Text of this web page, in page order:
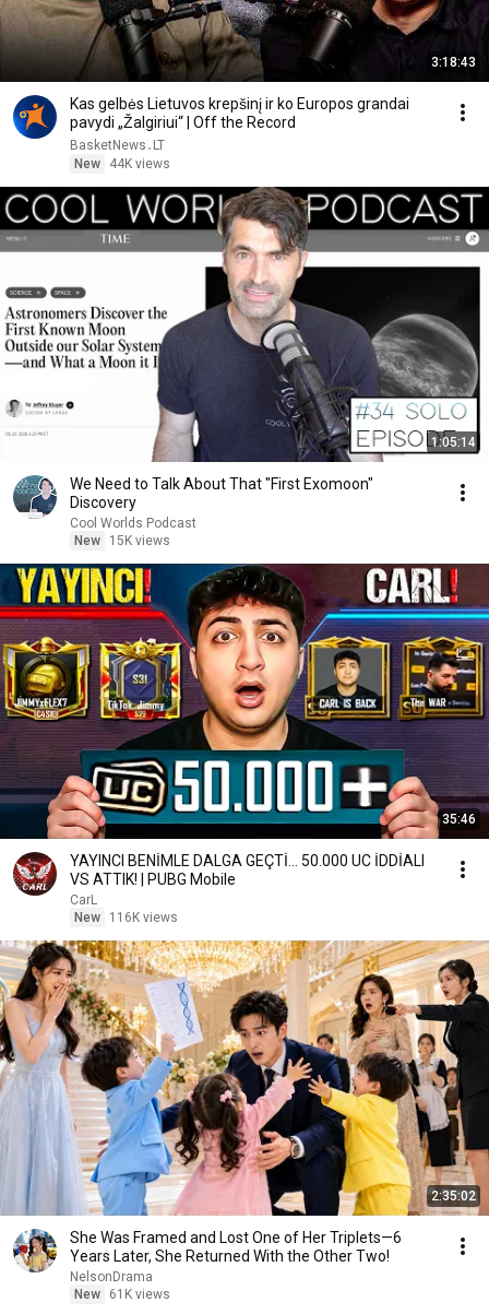
3:18:43
Kas gelbės Lietuvos krepšinį ir ko Europos grandai
pavydi „Žalgiriui“ | Off the Record
BasketNews․LT
New
44K views
1:05:14
We Need to Talk About That "First Exomoon"
Discovery
Cool Worlds Podcast
New
15K views
35:46
YAYINCI BENİMLE DALGA GEÇTİ... 50.000 UC İDDİALI
VS ATTIK! | PUBG Mobile
CarL
New
116K views
2:35:02
She Was Framed and Lost One of Her Triplets—6
Years Later, She Returned With the Other Two!
NelsonDrama
New
61K views